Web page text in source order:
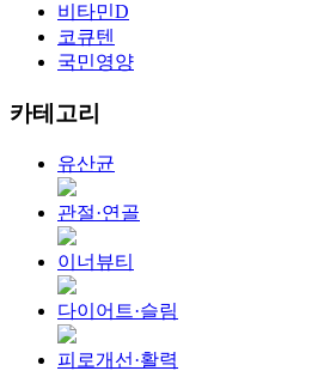
비타민D
코큐텐
국민영양
카테고리
유산균
관절·연골
이너뷰티
다이어트·슬림
피로개선·활력